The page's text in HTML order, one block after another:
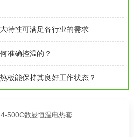
特性可满足各行业的需求
准确控温的？
板能保持其良好工作状态？